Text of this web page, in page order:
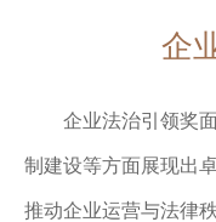
企
企业法治引领奖
制建设等方面展现出
推动企业运营与法律